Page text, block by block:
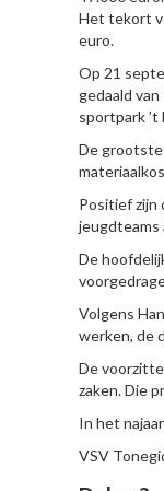
Het tekort
euro.
Op 21
gedaald
sportpark
De grootste
Positief zijn
jeugdteams
De
Volgens
werken, de
De
zaken. Die
In het
VSV